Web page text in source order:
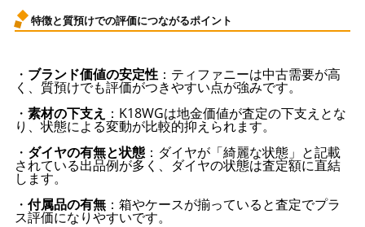
特徴と質預けでの評価につながるポイント
・ ブランド価値の安定性：ティファニーは中古需要が高
く、質預けでも評価がつきやすい点が強みです。
・ 素材の下支え ：K18WGは地金価値が査定の下支えとな
り、状態による変動が比較的抑えられます。
・ ダイヤの有無と状態：ダイヤが「綺麗な状態」と記載
されている出品例が多く、ダイヤの状態は査定額に直結
します。
・ 付属品の有無：箱やケースが揃っていると査定でプラ
ス評価になりやすいです。